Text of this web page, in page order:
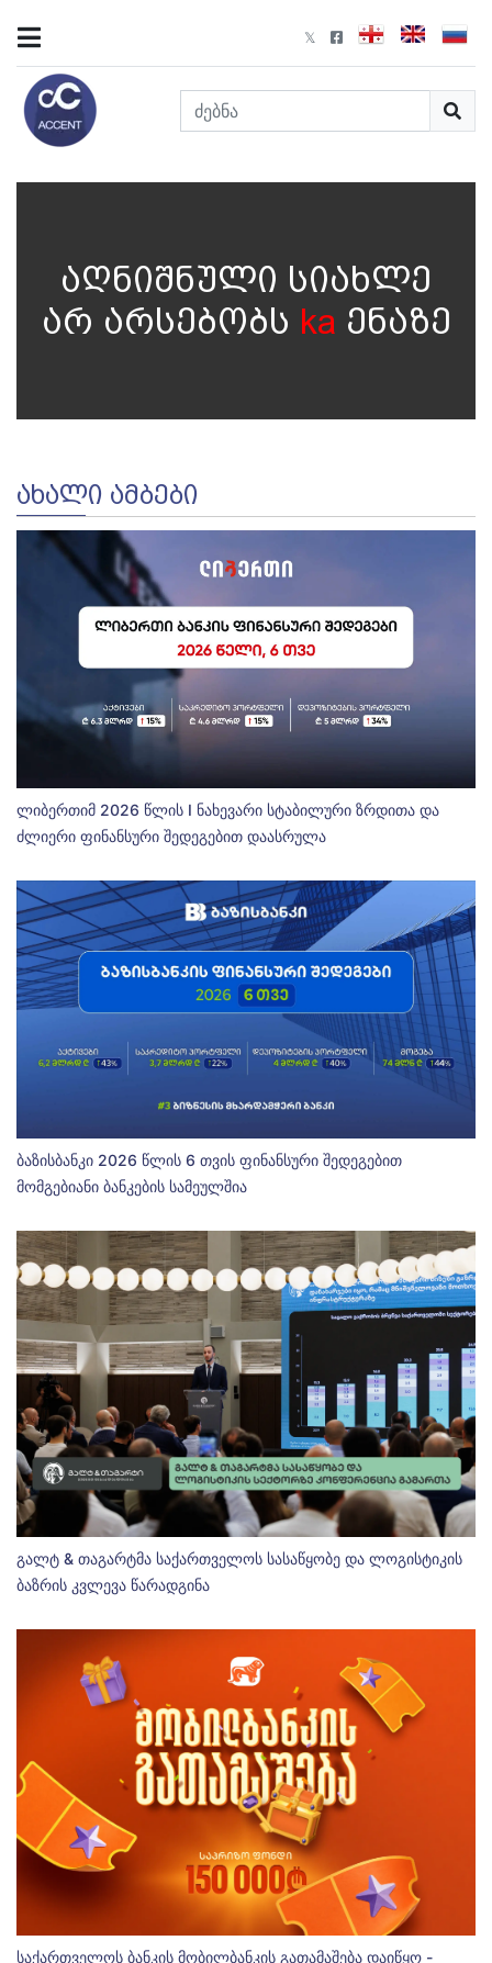
აღნიშნული სიახლე
არ არსებობს ka ენაზე
ᲐᲮᲐᲚᲘ ᲐᲛᲑᲔᲑᲘ
ლიბერთიმ 2026 წლის I ნახევარი სტაბილური ზრდითა და
ძლიერი ფინანსური შედეგებით დაასრულა
ბაზისბანკი 2026 წლის 6 თვის ფინანსური შედეგებით
მომგებიანი ბანკების სამეულშია
გალტ & თაგარტმა საქართველოს სასაწყობე და ლოგისტიკის
ბაზრის კვლევა წარადგინა
საქართველოს ბანკის მობილბანკის გათამაშება დაიწყო -